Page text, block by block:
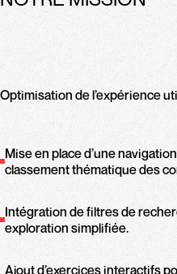
Optimisation de l’expérience
Mise en place d’une
classement thématique des
Intégration de filtres de
exploration simplifiée.
Ajout d’exercices interactifs